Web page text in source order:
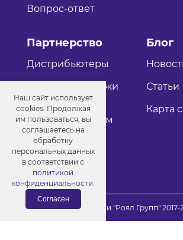
Вопрос-ответ
Партнерство
Дистрибьютеры
Оптовые продажи
Как стать
дистрибьютером
Блог
Статьи
Карта
© Порошковые краски "Роял Групп" 2017-
конфиденциальности
Наш сайт использует
cookies. Продолжая
им пользоваться, вы
соглашаетесь на
обработку
персональных данных
в соответствии с
политикой
конфиденциальности.
Согласен